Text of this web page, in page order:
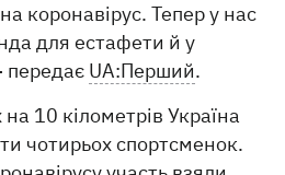
коронавірус. Тепер у нас
для естафети й у
передає UA:Перший.
10 кілометрів Україна
чотирьох спортсменок.